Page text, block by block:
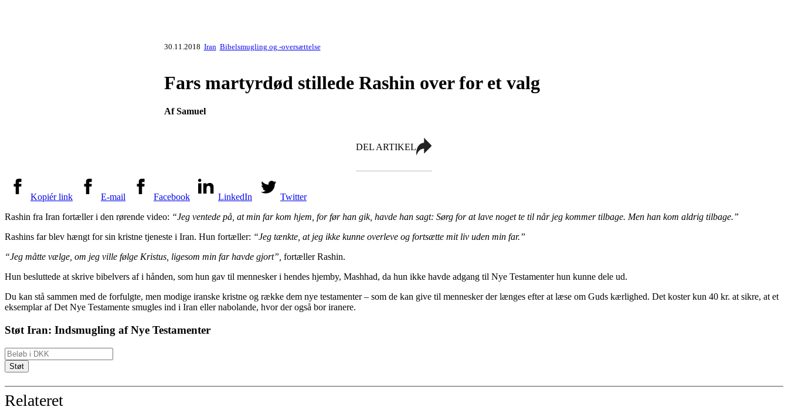
30.11.2018 Iran Bibelsmugling og -oversættelse
Fars martyrdød stillede Rashin over for et valg
Af Samuel
DEL ARTIKEL
Kopiér link E-mail Facebook LinkedIn
Twitter
Rashin fra Iran fortæller i den rørende video: “Jeg ventede på, at min far kom hjem, for før han gik, havde han sagt: Sørg for at lave noget te til når jeg kommer tilbage. Men han kom aldrig tilbage.”
Rashins far blev hængt for sin kristne tjeneste i Iran. Hun fortæller: “Jeg tænkte, at jeg ikke kunne overleve og fortsætte mit liv uden min far.”
“Jeg måtte vælge, om jeg ville følge Kristus, ligesom min far havde gjort”, fortæller Rashin.
Hun besluttede at skrive bibelvers af i hånden, som hun gav til mennesker i hendes hjemby, Mashhad, da hun ikke havde adgang til Nye Testamenter hun kunne dele ud.
Du kan stå sammen med de forfulgte, men modige iranske kristne og række dem nye testamenter – som de kan give til mennesker der længes efter at læse om Guds kærlighed. Det koster kun 40 kr. at sikre, at et
eksemplar af Det Nye Testamente smugles ind i Iran eller nabolande, hvor der også bor iranere.
Støt Iran: Indsmugling af Nye Testamenter
Relateret